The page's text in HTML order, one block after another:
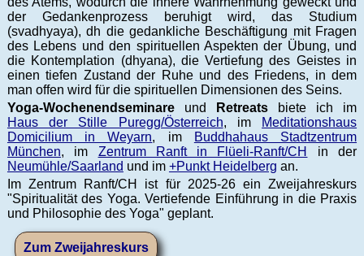
der Gedankenprozess beruhigt wird, das Studium
(svadhyaya), dh die gedankliche Beschäftigung mit Fragen
des Lebens und den spirituellen Aspekten der Übung, und
die Kontemplation (dhyana), die Vertiefung des Geistes in
einen tiefen Zustand der Ruhe und des Friedens, in dem
man offen wird für die spirituellen Dimensionen des Seins.
Yoga-Wochenendseminareund Retreats biete ich im
Haus der Stille Puregg/Österreich, im
Meditationshaus
Domicilium in Weyarn, im
Buddhahaus Stadtzentrum
München, im Zentrum Ranft in Flüeli-Ranft/CH
in der
Neumühle/Saarland und im +Punkt Heidelberg an.
Im Zentrum Ranft/CH ist für 2025-26 ein Zweijahreskurs
"Spiritualität des Yoga. Vertiefende Einführung in die Praxis
und Philosophie des Yoga" geplant.
Zum Zweijahreskurs